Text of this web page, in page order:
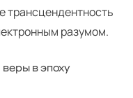
трансцендентность
разумом.
в эпоху